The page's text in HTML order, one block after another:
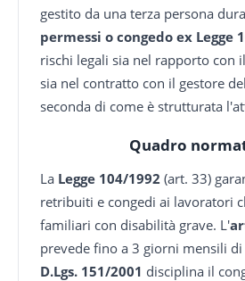
gestito da una terza persona
permessi o congedo ex Legge
rischi legali sia nel rapporto con
sia nel contratto con il gestore
seconda di come è strutturata
Quadro
La Legge 104/1992 (art. 33)
retribuiti e congedi ai lavoratori
familiari con disabilità grave. L'
prevede fino a 3 giorni mensili di
D.Lgs. 151/2001 disciplina il